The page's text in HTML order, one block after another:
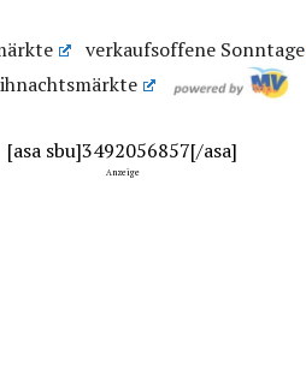
verkaufsoffene Sonntage
[asa sbu]3492056857[/asa]
Anzeige